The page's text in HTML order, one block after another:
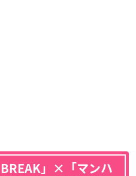
BREAK」×「マンハ